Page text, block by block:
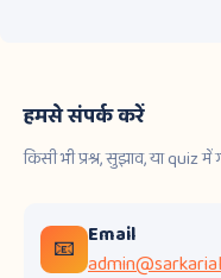
हमसे संपर्क करें
किसी भी प्रश्न, सुझाव, या quiz
📧 Email